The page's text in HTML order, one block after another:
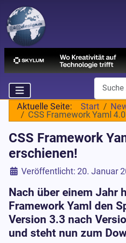
Suchen
Aktuelle Seite: Start
CSS Framework Yaml
CSS Framework
erschienen!
Details
Veröffentlicht: 20. Januar
Nach über einem Jahr
Framework Yaml den
Version 3.3 nach
und steht nun zum